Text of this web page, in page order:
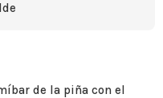
de la piña con el